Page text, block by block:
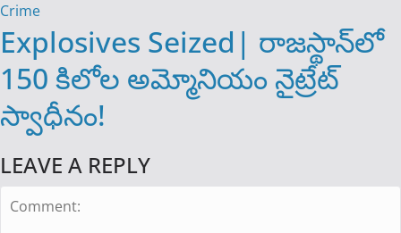
Crime
Explosives Seized| రాజస్థాన్‌లో
150 కిలోల అమ్మోనియం నైట్రేట్
స్వాధీనం!
LEAVE A REPLY